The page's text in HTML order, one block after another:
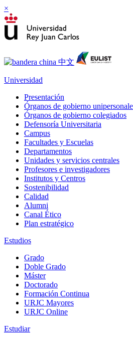
×
Universidad
Presentación
Órganos de gobierno
Órganos de gobierno colegiados
Defensoría Universitaria
Campus
Facultades y Escuelas
Departamentos
Unidades y servicios centrales
Profesores e investigadores
Institutos y Centros
Sostenibilidad
Calidad
Alumni
Canal Ético
Plan estratégico
Estudios
Grado
Doble Grado
Máster
Doctorado
Formación Continua
URJC Mayores
URJC Online
Estudiar